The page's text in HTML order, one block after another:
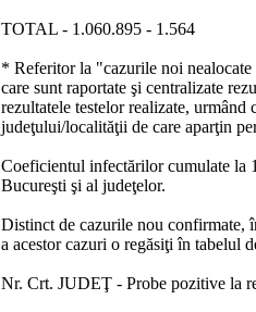
TOTAL - 1.060.895 - 1.564
* Referitor la "cazurile noi nealocate
care sunt raportate şi centralizate
rezultatele testelor realizate,
judeţului/localităţii de care aparţin
Coeficientul infectărilor cumulate la
Bucureşti şi al judeţelor.
Distinct de cazurile nou confirmate,
a acestor cazuri o regăsiţi în tabelul
Nr. Crt. JUDEŢ - Probe pozitive la